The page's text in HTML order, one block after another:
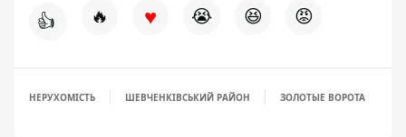
👍 🔥 ♥ 😭 😆 😡
НЕРУХОМІСТЬ ШЕВЧЕНКІВСЬКИЙ РАЙОН ЗОЛОТЫЕ ВОРОТА